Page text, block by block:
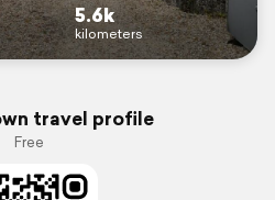
5.6k
kilometers
travel profile
Free